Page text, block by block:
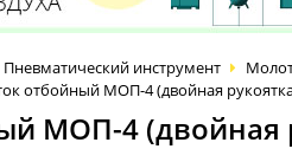
Пневматический инструмент
отбойный МОП-4 (двойная
МОП-4 (двойная